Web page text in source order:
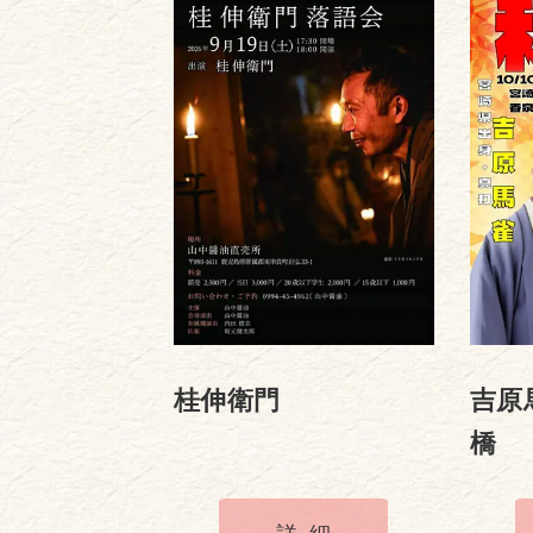
桂伸衛門
吉原
橋